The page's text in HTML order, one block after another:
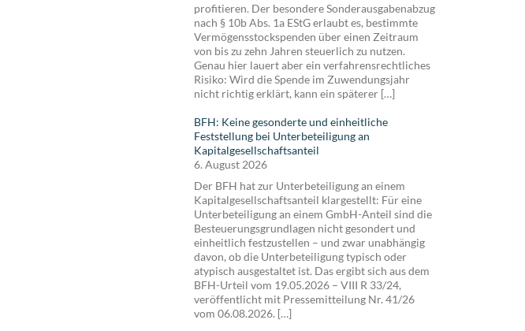
profitieren. Der besondere Sonderausgabenabzug
nach § 10b Abs. 1a EStG erlaubt es, bestimmte
Vermögensstockspenden über einen Zeitraum
von bis zu zehn Jahren steuerlich zu nutzen.
Genau hier lauert aber ein verfahrensrechtliches
Risiko: Wird die Spende im Zuwendungsjahr
nicht richtig erklärt, kann ein späterer […]
BFH: Keine gesonderte und einheitliche
Feststellung bei Unterbeteiligung an
Kapitalgesellschaftsanteil
6. August 2026
Der BFH hat zur Unterbeteiligung an einem
Kapitalgesellschaftsanteil klargestellt: Für eine
Unterbeteiligung an einem GmbH-Anteil sind die
Besteuerungsgrundlagen nicht gesondert und
einheitlich festzustellen – und zwar unabhängig
davon, ob die Unterbeteiligung typisch oder
atypisch ausgestaltet ist. Das ergibt sich aus dem
BFH-Urteil vom 19.05.2026 – VIII R 33/24,
veröffentlicht mit Pressemitteilung Nr. 41/26
vom 06.08.2026. […]